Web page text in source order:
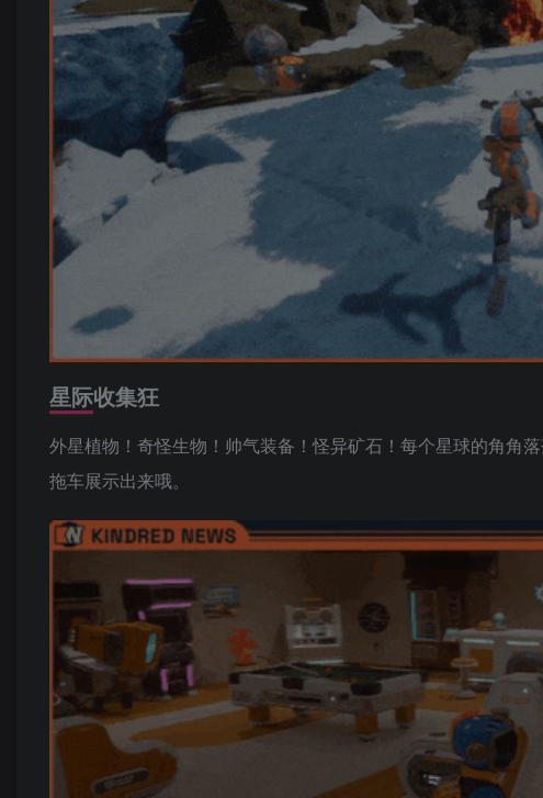
星际收集狂
外星植物！奇怪生物！帅气装备！怪异矿石！每个星球的角角
拖车展示出来哦。